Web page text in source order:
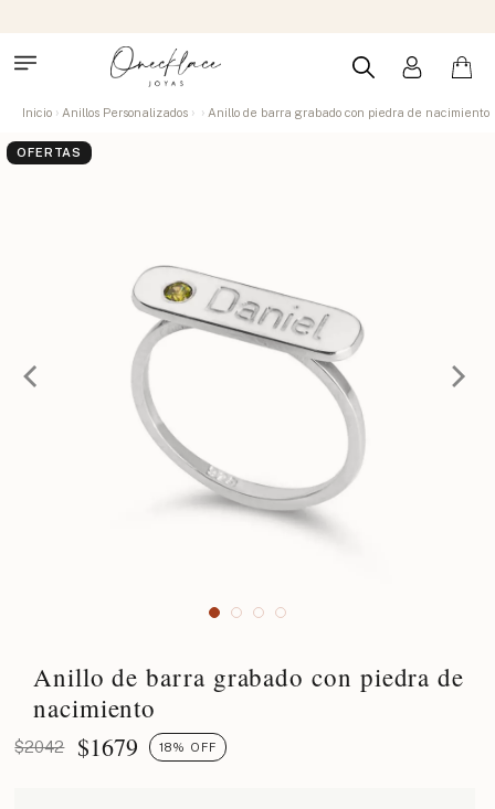
Inicio Anillos Personalizados Anillo de barra grabado con piedra de nacimiento
OFERTAS
Anillo de barra grabado con piedra de
nacimiento
$2042 $1679 18% OFF